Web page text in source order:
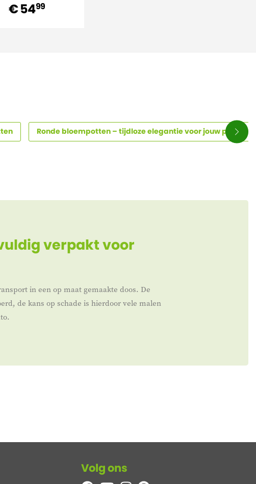
€ 5499
Ronde bloempotten – tijdloze elegantie voor jouw planten
verpakt voor
in een op maat gemaakte doos. De
de kans op schade is hierdoor vele malen
Volg ons